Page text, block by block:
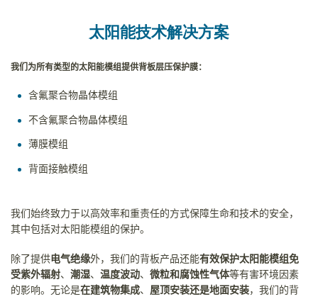
太阳能技术解决方案
我们为所有类型的太阳能模组提供背板层压保护膜：
含氟聚合物晶体模组
不含氟聚合物晶体模组
薄膜模组
背面接触模组
我们始终致力于以高效率和重责任的方式保障生命和技术的安全，
其中包括对太阳能模组的保护。
除了提供电气绝缘外，我们的背板产品还能有效保护太阳能模组免
受紫外辐射、 潮湿、 温度波动、 微粒和腐蚀性气体等有害环境因素
的影响。无论是在建筑物集成、 屋顶安装还是地面安装，我们的背